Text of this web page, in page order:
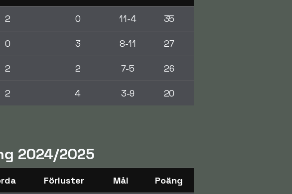
2 0 11-4 35
0 3 8-11 27
2 2 7-5 26
2 4 3-9 20
2024/2025
Förluster Mål Poäng